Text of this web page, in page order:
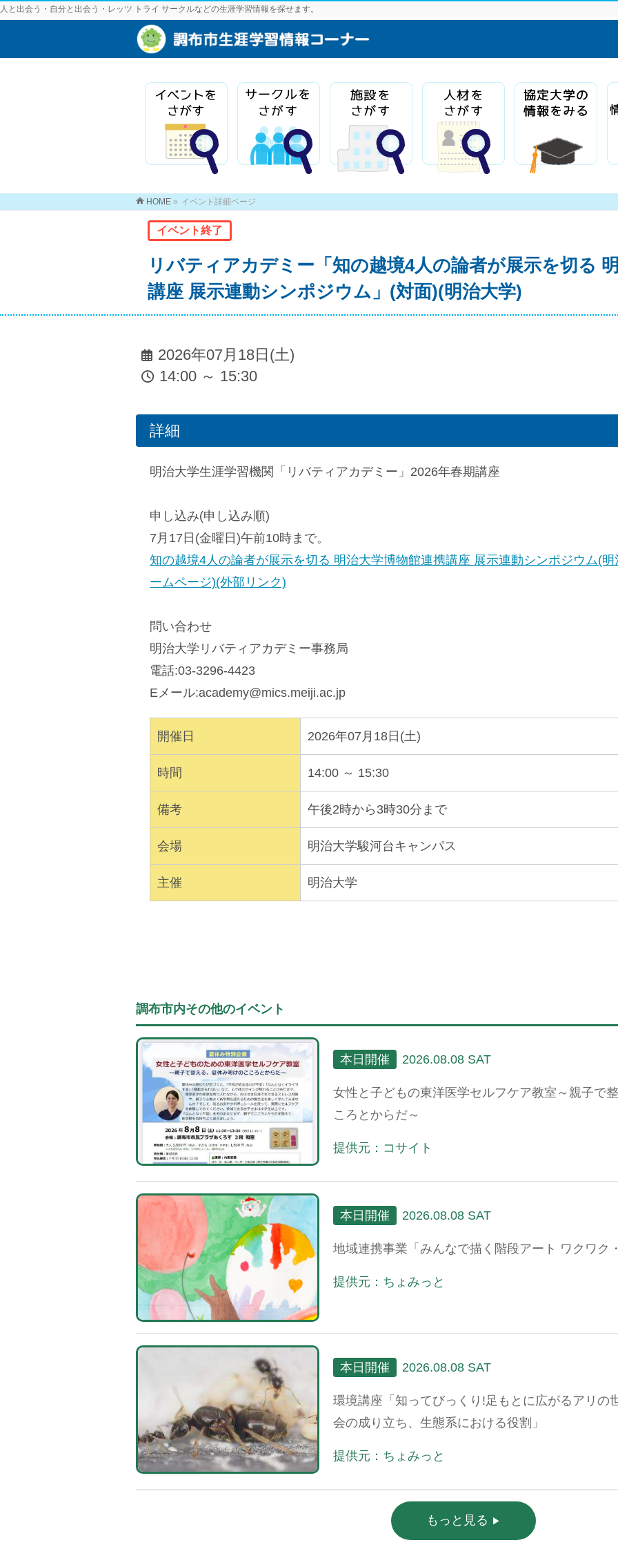
人と出会う・自分と出会う・レッツ トライ サークルなどの生涯学習情報を探せます。
HOME » イベント詳細ページ
イベント終了
リバティアカデミー「知の越境4人の論者が展示を切る
講座 展示連動シンポジウム」(対面)(明治大学)
2026年07月18日(土)
14:00 ～ 15:30
詳細
明治大学生涯学習機関「リバティアカデミー」2026年春期講座
申し込み(申し込み順)
7月17日(金曜日)午前10時まで。
知の越境4人の論者が展示を切る 明治大学博物館連携講座 展示連動シンポジウム(
ームページ)(外部リンク)
問い合わせ
明治大学リバティアカデミー事務局
電話:03-3296-4423
Eメール:academy@mics.meiji.ac.jp
開催日 2026年07月18日(土)
時間 14:00 ～ 15:30
備考 午後2時から3時30分まで
会場 明治大学駿河台キャンパス
主催 明治大学
調布市内その他のイベント
本日開催 2026.08.08 SAT
女性と子どもの東洋医学セルフケア教室～親子で
ころとからだ～
提供元：コサイト
本日開催 2026.08.08 SAT
地域連携事業「みんなで描く階段アート ワクワク
提供元：ちょみっと
本日開催 2026.08.08 SAT
環境講座「知ってびっくり!足もとに広がるアリの
会の成り立ち、生態系における役割」
提供元：ちょみっと
もっと見る